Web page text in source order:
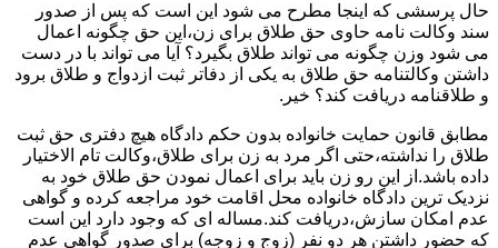
حال پرسشی که اینجا مطرح می شود این است که پس از صدور
سند وکالت نامه حاوی حق طلاق برای زن،این حق چگونه اعمال
می شود وزن چگونه می تواند طلاق بگیرد؟ آیا می تواند با در دست
داشتن وکالتنامه حق طلاق به یکی از دفاتر ثبت ازدواج و طلاق برود
و طلاقنامه دریافت کند؟ خیر.
مطابق قانون حمایت خانواده بدون حکم دادگاه هیچ دفتری حق ثبت
طلاق را نداشته،حتی اگر مرد به زن برای طلاق،وکالت تام الاختیار
داده باشد.از این رو زن باید برای اعمال نمودن حق طلاق خود به
نزدیک ترین دادگاه خانواده محل اقامت خود مراجعه کرده و گواهی
عدم امکان سازش،دریافت کند.مساله ای که وجود دارد این است
که حضور داشتن هر دو نفر (زوج و زوجه) برای صدور گواهی عدم